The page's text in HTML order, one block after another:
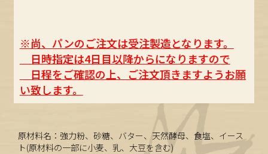
※尚、パンのご注文は受注製造となります。
日時指定は4日目以降からになりますので
日程をご確認の上、ご注文頂きますようお願
い致します。
原材料名：強力粉、砂糖、バター、天然酵母、食塩、イース
ト(原材料の一部に小麦、乳、大豆を含む)